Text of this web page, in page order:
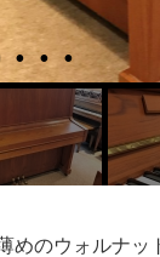
めのウォルナ